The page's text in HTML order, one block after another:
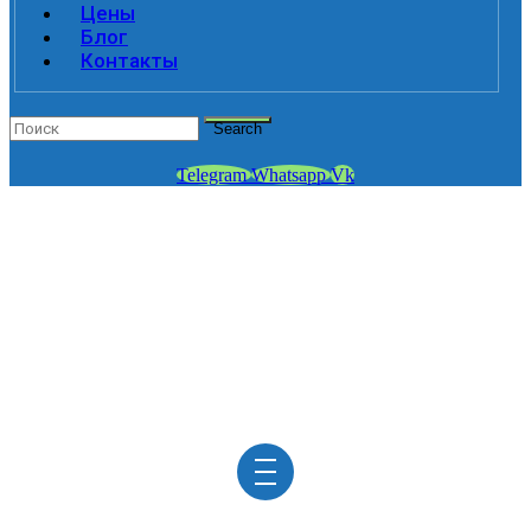
Цены
Блог
Контакты
Search
Telegram Whatsapp Vk